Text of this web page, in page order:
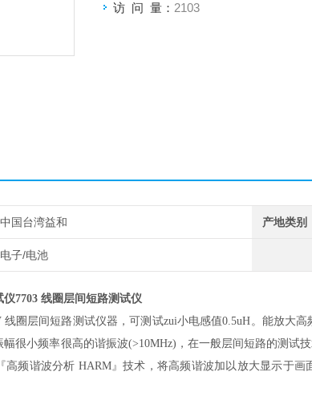
访 问 量： 2103
中国台湾益和 产地类别
电子/电池
仪7703 线圈层间短路测试仪
线圈层间短路测试仪器，可测试zui小电感值0.5uH。能放大
幅很小频率很高的谐振波(>10MHz)，在一般层间短路的测试
高频谐波分析 HARM』技术，将高频谐波加以放大显示于